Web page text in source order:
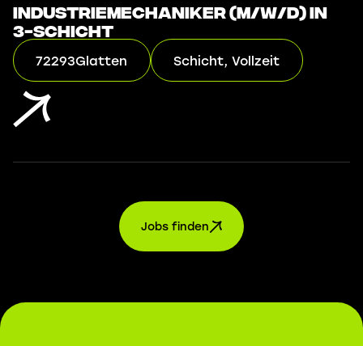
Industriemechaniker (m/w/d) in
3-Schicht
72293Glatten Schicht, Vollzeit
Jobs finden